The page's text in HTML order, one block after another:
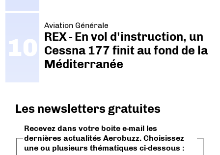
Aviation Générale
REX - En vol d'instruction, un
Cessna 177 finit au fond de la
Méditerranée
Les newsletters gratuites
Recevez dans votre boite e-mail les
dernières actualités Aerobuzz. Choisissez
une ou plusieurs thématiques ci-dessous :